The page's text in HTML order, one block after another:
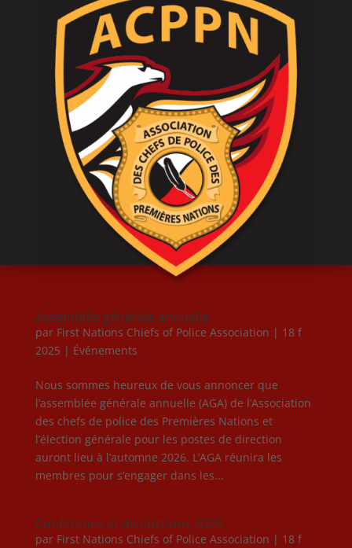
Assemblée générale annuelle
par First Nations Chiefs of Police Association | 18 f
2025 | Événements
Nous sommes heureux de vous annoncer que
l’assemblée générale annuelle (AGA) de l’Association
des chefs de police des Premières Nations et
l’élection générale pour les postes de direction
auront lieu à l’automne 2026. L’AGA réunira les
membres pour s’engager dans les...
Conférence et distinctions 2026
par First Nations Chiefs of Police Association | 18 f